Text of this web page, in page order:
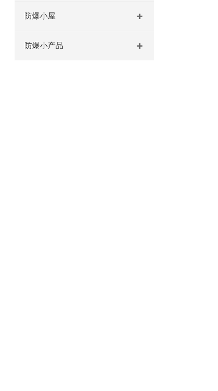
防爆小屋
防爆小产品